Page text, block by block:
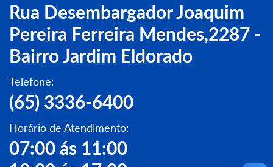
Rua Desembargador Joaquim
Pereira Ferreira Mendes,2287 -
Bairro Jardim Eldorado
Telefone:
(65) 3336-6400
Horário de Atendimento:
07:00 ás 11:00